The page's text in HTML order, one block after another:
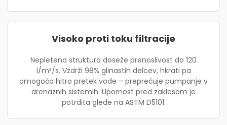
Visoko proti toku filtracije
Nepletena struktura doseže prenoslivost do 120
l/m²/s. Vzdrži 98% glinastih delcev, hkrati pa
omogoča hitro pretek vode – preprečuje pumpanje v
drenaznih sistemih. Upornost pred zaklesom je
potrdita glede na ASTM D5101.